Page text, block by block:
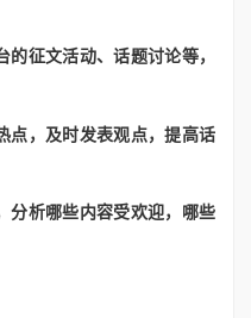
征文活动、话题讨论等，
点，及时发表观点，提高话
分析哪些内容受欢迎，哪些